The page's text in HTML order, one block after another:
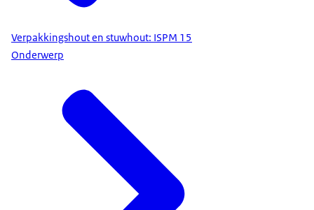
Verpakkingshout en stuwhout: ISPM 15
Onderwerp